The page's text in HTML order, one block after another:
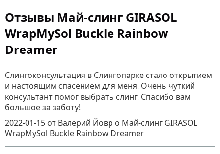
Отзывы Май-слинг GIRASOL
WrapMySol Buckle Rainbow
Dreamer
Слингоконсультация в Слингопарке стало открытием
и настоящим спасением для меня! Очень чуткий
консультант помог выбрать слинг. Спасибо вам
большое за заботу!
2022-01-15 от Валерий Йовр о Май-слинг GIRASOL
WrapMySol Buckle Rainbow Dreamer